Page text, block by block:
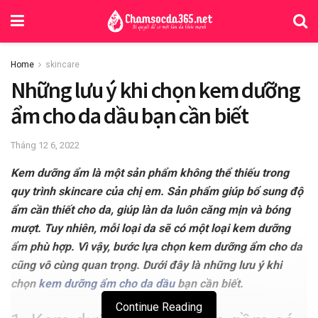
Home skincare
Những lưu ý khi chọn kem dưỡng
ẩm cho da dầu bạn cần biết
Tháng 12 6, 2022
Kem dưỡng ẩm là một sản phẩm không thể thiếu trong
quy trình skincare của chị em. Sản phẩm giúp bổ sung độ
ẩm cần thiết cho da, giúp làn da luôn căng mịn và bóng
mượt. Tuy nhiên, mỗi loại da sẽ có một loại kem dưỡng
ẩm phù hợp. Vì vậy, bước lựa chọn kem dưỡng ẩm cho da
cũng vô cùng quan trọng. Dưới đây là những lưu ý khi
chọn kem dưỡng ẩm cho da dầubạn cần biết.
Continue Reading